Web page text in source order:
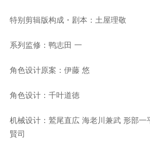
特别剪辑版构成・剧本：土屋理敬
系列监修：鸭志田 一
角色设计原案：伊藤 悠
角色设计：千叶道徳
机械设计：鷲尾直広 海老川兼武 形部一
賢司